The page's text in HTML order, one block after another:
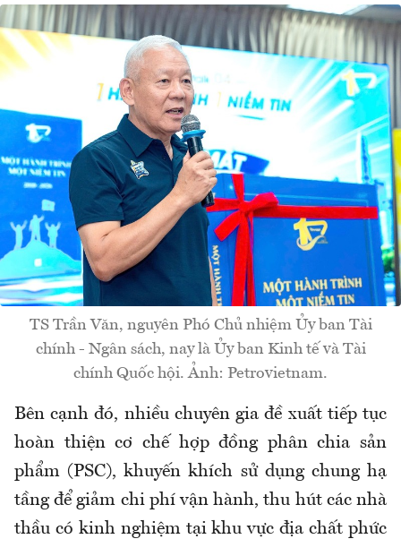
TS Trần Văn, nguyên Phó Chủ nhiệm Ủy ban Tài
chính - Ngân sách, nay là Ủy ban Kinh tế và Tài
chính Quốc hội. Ảnh: Petrovietnam.
Bên cạnh đó, nhiều chuyên gia đề xuất tiếp tục
hoàn thiện cơ chế hợp đồng phân chia sản
phẩm (PSC), khuyến khích sử dụng chung hạ
tầng để giảm chi phí vận hành, thu hút các nhà
thầu có kinh nghiệm tại khu vực địa chất phức